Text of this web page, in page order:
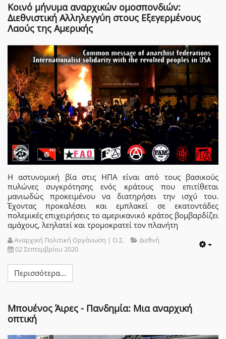
Κοινό μήνυμα αναρχικών ομοσπονδιών:
Διεθνιστική Αλληλεγγύη στους Εξεγερμένους
Λαούς της Αμερικής
Η αστυνομική βία στις ΗΠΑ είναι από τους βασικούς
πυλώνες συγκρότησης ενός κράτους που επιτίθεται
μανιωδώς προκειμένου να διατηρήσει την ισχύ του.
Έχοντας προκαλέσει και εμπλακεί σε εκατοντάδες
πολεμικές επιχειρήσεις το αμερικανικό κράτος βομβαρδίζει
αμάχους, λεηλατεί και τρομοκρατεί τον πλανήτη
Αναρχική Πολιτική Οργάνωση | Ο.Σ.
Διεθνή
02 Σεπτεμβρίου 2020
Περισσότερα...
Μπουένος Άιρες - Πανδημία: Μια αναρχική
οπτική